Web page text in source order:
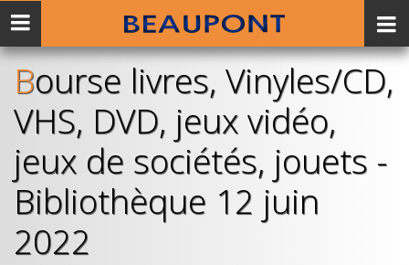
Bourse livres, Vinyles/CD,
VHS, DVD, jeux vidéo,
jeux de sociétés, jouets -
Bibliothèque 12 juin
2022
Menu
mobile